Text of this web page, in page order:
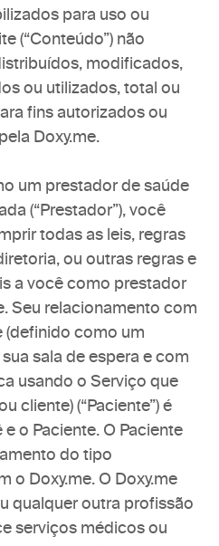
para uso ou
(“Conteúdo”) não
modificados,
ou utilizados, total ou
fins autorizados ou
Doxy.me.
um prestador de saúde
(“Prestador”), você
todas as leis, regras
ou outras regras e
a você como prestador
Seu relacionamento com
(definido como um
sala de espera e com
usando o Serviço que
cliente) (“Paciente”) é
o Paciente. O Paciente
do tipo
o Doxy.me. O Doxy.me
qualquer outra profissão
serviços médicos ou